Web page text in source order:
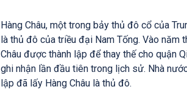
Hàng Châu, một trong bảy thủ đô cổ của
là thủ đô của triều đại Nam Tống. Vào năm
Châu được thành lập để thay thế cho quận
ghi nhận lần đầu tiên trong lịch sử. Nhà
lập đã lấy Hàng Châu là thủ đô.